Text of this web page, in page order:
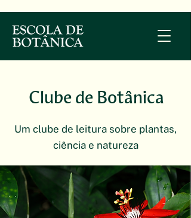
Clube de Botânica
Um clube de leitura sobre plantas,
ciência e natureza